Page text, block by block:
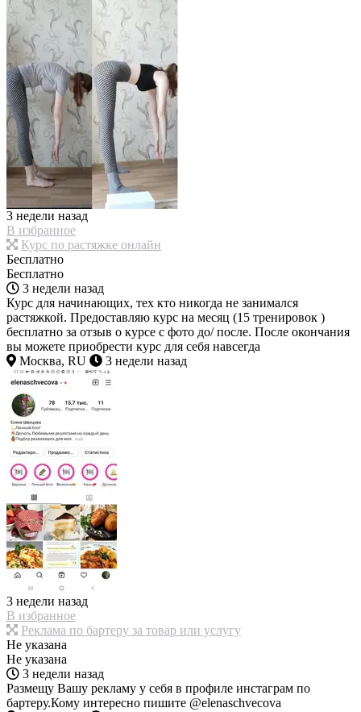
3 недели назад
В избранное
Курс по растяжке онлайн
Бесплатно
Бесплатно
3 недели назад
Курс для начинающих, тех кто никогда не занимался
растяжкой. Предоставляю курс на месяц (15 тренировок )
бесплатно за отзыв о курсе с фото до/ после. После окончания
вы можете приобрести курс для себя навсегда
Москва, RU
3 недели назад
3 недели назад
В избранное
Реклама по бартеру за товар или услугу
Не указана
Не указана
3 недели назад
Размещу Вашу рекламу у себя в профиле инстаграм по
бартеру.Кому интересно пишите @elenaschvecova